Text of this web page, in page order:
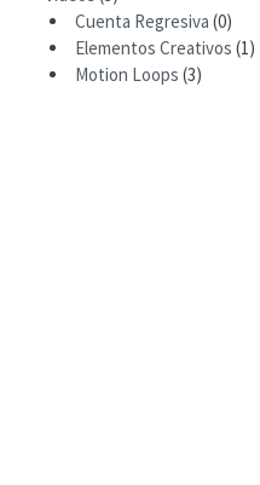
Cuenta Regresiva (0)
Elementos Creativos (1)
Motion Loops (3)